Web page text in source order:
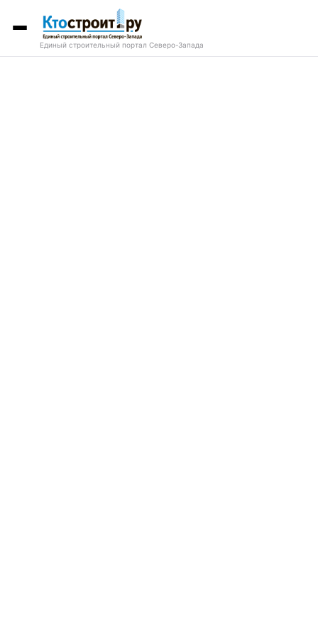
Единый строительный портал Северо-Запада